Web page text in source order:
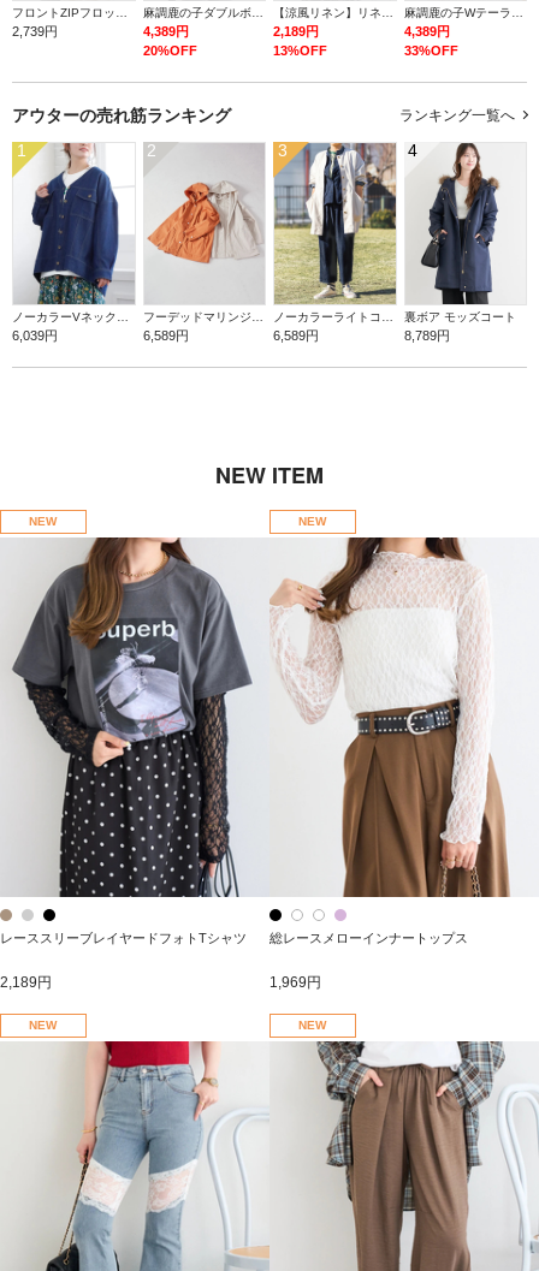
2,739円
4,389円
20%OFF
2,189円
13%OFF
4,389円
33%OFF
アウターの売れ筋ランキング ランキング一覧へ
1
6,039円
2
6,589円
3
6,589円
4
裏ボア モッズコート
8,789円
NEW ITEM
NEW
レーススリーブレイヤードフォトTシャツ
2,189円
NEW
総レースメローインナートップス
1,969円
NEW NEW